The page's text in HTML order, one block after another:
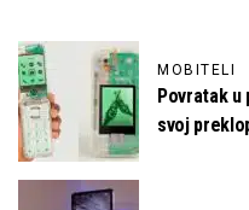
MOBITELI
Povratak
svoj